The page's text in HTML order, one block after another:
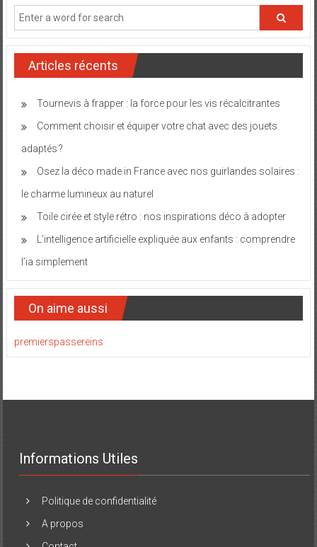
Articles récents
Tournevis à frapper : la force pour les vis récalcitrantes
Comment choisir et équiper votre chat avec des jouets
adaptés ?
Osez la déco made in France avec nos guirlandes solaires :
le charme lumineux au naturel
Toile cirée et style rétro : nos inspirations déco à adopter
L’intelligence artificielle expliquée aux enfants : comprendre
l’ia simplement
On aime aussi
premierspassereins
Informations Utiles
Politique de confidentialité
A propos